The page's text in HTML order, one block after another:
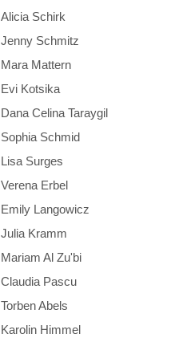
Alicia Schirk
Jenny Schmitz
Mara Mattern
Evi Kotsika
Dana Celina Taraygil
Sophia Schmid
Lisa Surges
Verena Erbel
Emily Langowicz
Julia Kramm
Mariam Al Zu'bi
Claudia Pascu
Torben Abels
Karolin Himmel